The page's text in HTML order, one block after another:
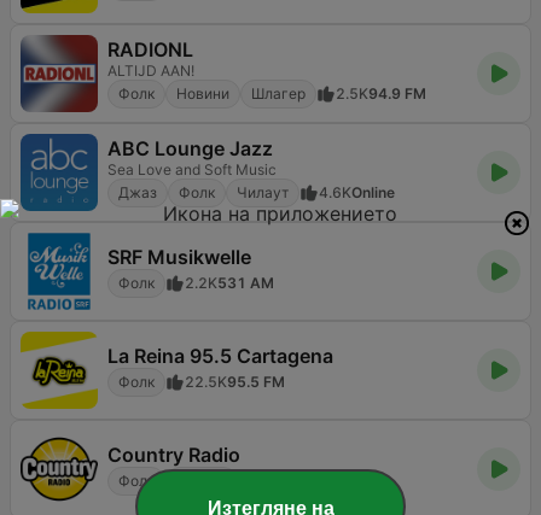
RADIONL
ALTIJD AAN!
Фолк
Новини Шлагер 2.5K94.9 FM
ABC Lounge Jazz
Sea Love and Soft Music
Джаз
Фолк Чилаут 4.6KOnline
SRF Musikwelle
Фолк 2.2K531 AM
La Reina 95.5 Cartagena
Фолк 22.5K95.5 FM
Country Radio
Фолк
Изтегляне на